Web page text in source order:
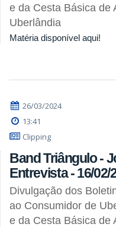
e da Cesta Básica de
Uberlândia
Matéria disponível aqui!
26/03/2024
13:41
Clipping
Band Triângulo -
Entrevista - 16/02/
Divulgação dos
ao Consumidor de
e da Cesta Básica de